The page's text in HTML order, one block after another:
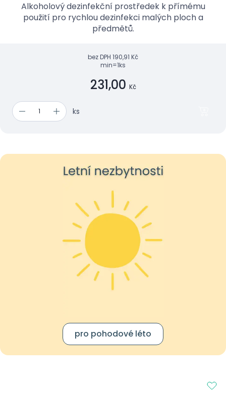
Alkoholový dezinfekční prostředek k přímému
použití pro rychlou dezinfekci malých ploch a
předmětů.
bez DPH 190,91 Kč
min=1ks
231,00 Kč
ks
pro pohodové léto